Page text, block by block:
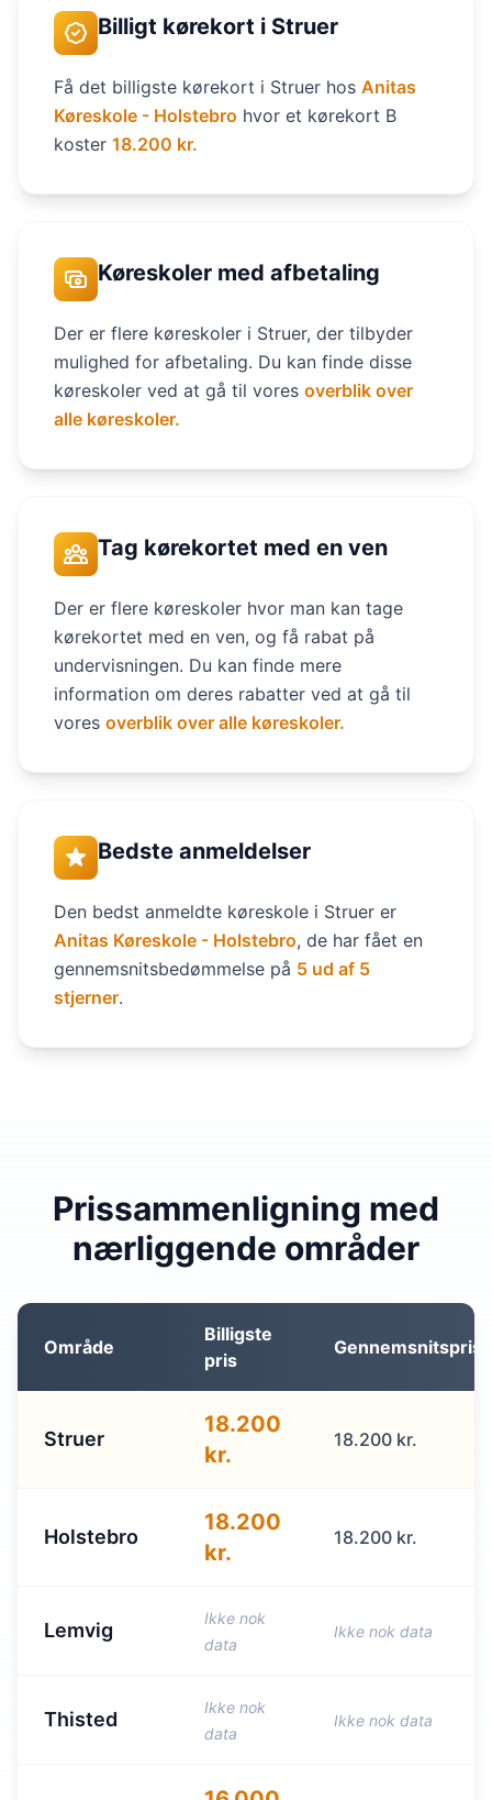
Billigt kørekort i Struer
Få det billigste kørekort i Struer hos Anitas
Køreskole - Holstebro hvor et kørekort B
koster 18.200 kr.
Køreskoler med afbetaling
Der er flere køreskoler i Struer, der tilbyder
mulighed for afbetaling. Du kan finde disse
køreskoler ved at gå til vores overblik over
alle køreskoler.
Tag kørekortet med en ven
Der er flere køreskoler hvor man kan tage
kørekortet med en ven, og få rabat på
undervisningen. Du kan finde mere
information om deres rabatter ved at gå til
vores overblik over alle køreskoler.
Bedste anmeldelser
Den bedst anmeldte køreskole i Struer er
Anitas Køreskole - Holstebro, de har fået en
gennemsnitsbedømmelse på 5 ud af 5
stjerner.
Prissammenligning med
nærliggende områder
Område
Billigste
pris
Gennemsnitspris
Struer
18.200
kr.
18.200 kr.
Holstebro
18.200
kr.
18.200 kr.
Lemvig
Ikke nok
data
Ikke nok data
Thisted
Ikke nok
data
Ikke nok data